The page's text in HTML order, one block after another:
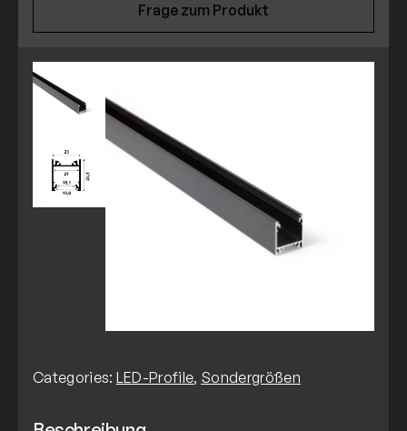
Frage zum Produkt
Categories: LED-Profile, Sondergrößen